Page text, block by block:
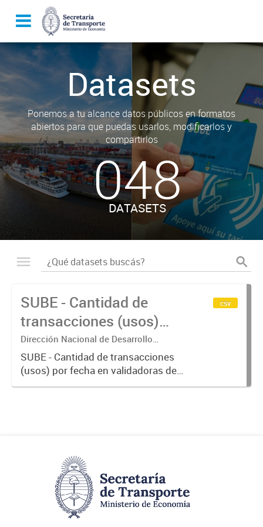
Datasets
Ponemos a tu alcance datos públicos en formatos
abiertos para que puedas usarlos, modificarlos y
compartirlos
048
DATASETS
SUBE - Cantidad de
transacciones (usos)
por fecha
Dirección Nacional de Desarrollo
Tecnológico - Ministerio de Transporte.
SUBE - Cantidad de transacciones
(usos) por fecha en validadoras de
la red SUBE.
csv